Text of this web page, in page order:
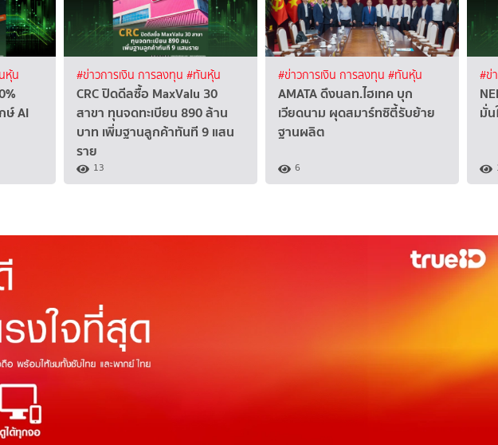
หุ้น
ษ์ AI
#ข่าวการเงิน การลงทุน #ทันหุ้น
CRC ปิดดีลซื้อ MaxValu 30
สาขา ทุนจดทะเบียน 890 ล้าน
บาท เพิ่มฐานลูกค้าทันที 9 แสน
ราย
13
#ข่าวการเงิน การลงทุน #ทันหุ้น
AMATA ดึงนลท.ไฮเทค บุก
เวียดนาม ผุดสมาร์ทซิตี้รับย้าย
ฐานผลิต
6
#ข่
มั่